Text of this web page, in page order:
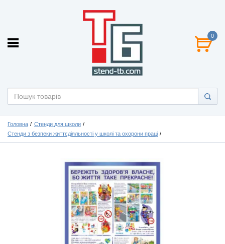
0
Головна
Стенди для школи
Стенди з безпеки життєдіяльності у школі та охорони праці